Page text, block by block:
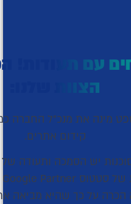
עם תעודות!
הצוות שלנו:
מינה את מנכ"ל החברה
קידום אתרים.
יש הסמכה ותעודה של
הכרה על כך שהיא מביאה